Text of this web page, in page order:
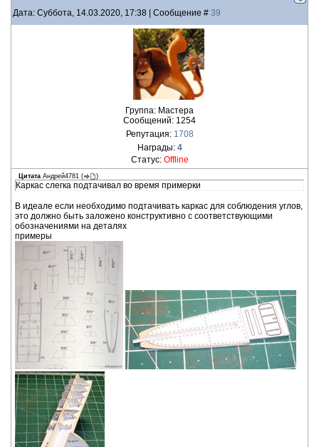
Дата: Суббота, 14.03.2020, 17:38 | Сообщение # 39
Группа: Мастера
Сообщений: 1254
Репутация: 1708
Награды: 4
Статус: Offline
Цитата Андрей4781 ( )
Каркас слегка подтачивал во время примерки
В идеале если необходимо подтачивать каркас для соблюдения углов,
это должно быть заложено конструктивно с соответствующими
обозначениями на деталях
примеры